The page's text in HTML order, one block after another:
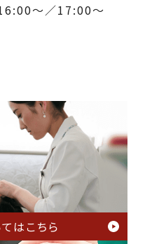
～／17:00～
はこちら